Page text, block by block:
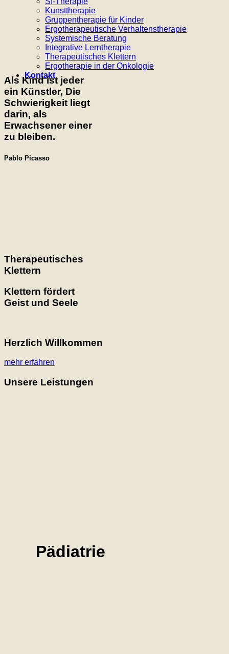
Kunsttherapie
Gruppentherapie für Kinder
Ergotherapeutische Verhaltenstherapie
Systemische Beratung
Integrative Lerntherapie
Therapeutisches Klettern
Ergotherapie in der Onkologie
Kontakt
Als Kind ist jeder
ein Künstler, Die
Schwierigkeit liegt
darin, als
Erwachsener einer
zu bleiben.
Pablo Picasso
Therapeutisches
Klettern
Klettern fördert
Geist und Seele
Herzlich Willkommen
mehr erfahren
Unsere Leistungen
Pädiatrie